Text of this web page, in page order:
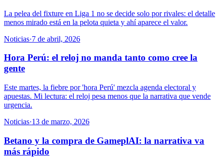
La pelea del fixture en Liga 1 no se decide solo por rivales: el detalle
menos mirado está en la pelota quieta y ahí aparece el valor.
Noticias·7 de abril, 2026
Hora Perú: el reloj no manda tanto como cree la
gente
Este martes, la fiebre por 'hora Perú' mezcla agenda electoral y
apuestas. Mi lectura: el reloj pesa menos que la narrativa que vende
urgencia.
Noticias·13 de marzo, 2026
Betano y la compra de GameplAI: la narrativa va
más rápido